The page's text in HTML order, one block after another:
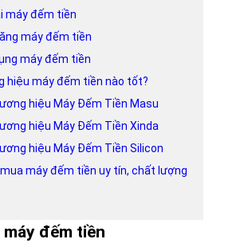
máy đếm tiền
máy đếm tiền
máy đếm tiền
hiệu máy đếm tiền nào tốt?
hiệu Máy Đếm Tiền Masu
hiệu Máy Đếm Tiền Xinda
hiệu Máy Đếm Tiền Silicon
máy đếm tiền uy tín, chất lượng
đếm tiền